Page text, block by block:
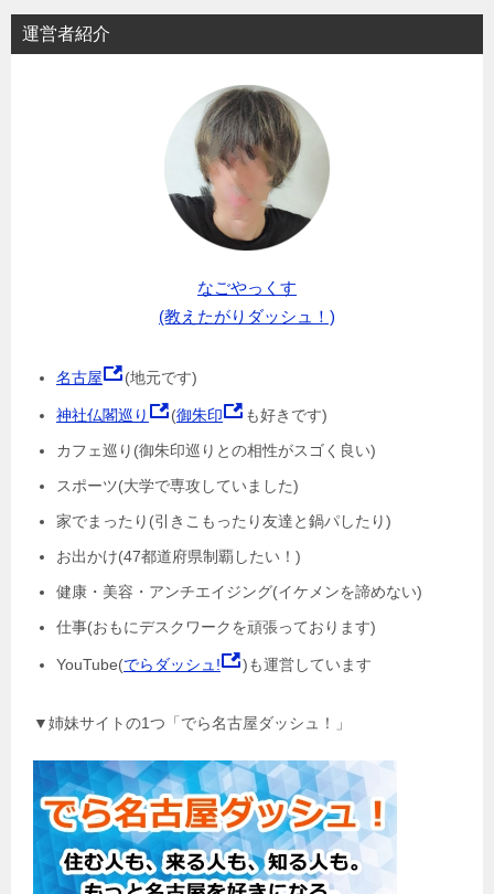
運営者紹介
なごやっくす
(教えたがりダッシュ！)
名古屋 (地元です)
神社仏閣巡り (御朱印
も好きです)
カフェ巡り(御朱印巡りとの相性がスゴく良い)
スポーツ(大学で専攻していました)
家でまったり(引きこもったり友達と鍋パしたり)
お出かけ(47都道府県制覇したい！)
健康・美容・アンチエイジング(イケメンを諦めない)
仕事(おもにデスクワークを頑張っております)
YouTube(でらダッシュ! )も運営しています
▼姉妹サイトの1つ「でら名古屋ダッシュ！」